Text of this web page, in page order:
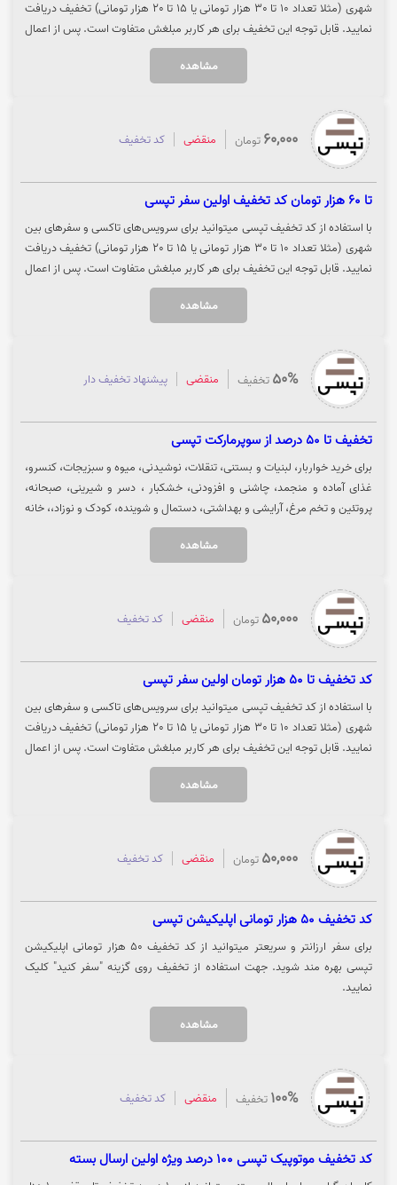
شهری (مثلا تعداد 10 تا 30 هزار تومانی یا 15 تا 20 هزار تومانی) تخفیف دریافت
نمایید. قابل توجه این تخفیف برای هر کاربر مبلغش متفاوت است. پس از اعمال
کد، می‌توانید تعداد دفعات قابل استفاده، سقف تخفیف در هر سفر و مهلت
استفاده از کد را مشاهده کنید. جهت استفاده از تخفیف روی گزینه "سفر کنید"
مشاهده
60,000 تومان منقضی کد تخفیف
تا 60 هزار تومان کد تخفیف اولین سفر تپسی
با استفاده از کد تخفیف تپسی میتوانید برای سرویس‌های تاکسی و سفرهای بین
شهری (مثلا تعداد 10 تا 30 هزار تومانی یا 15 تا 20 هزار تومانی) تخفیف دریافت
نمایید. قابل توجه این تخفیف برای هر کاربر مبلغش متفاوت است. پس از اعمال
کد، می‌توانید تعداد دفعات قابل استفاده، سقف تخفیف در هر سفر و مهلت
استفاده از کد را مشاهده کنید. جهت استفاده از تخفیف روی گزینه "سفر کنید"
مشاهده
50% تخفیف منقضی پیشنهاد تخفیف دار
تخفیف تا 50 درصد از سوپرمارکت تپسی
برای خرید خواربار، لبنیات و بستنی، تنقلات، نوشیدنی، میوه و سبزیجات، کنسرو،
غذای آماده و منجمد، چاشنی و افزودنی، خشکبار ، دسر و شیرینی، صبحانه،
پروتئین و تخم مرغ، آرایشی و بهداشتی، دستمال و شوینده، کودک و نوزاد،، خانه
و سبک زندگی و... میتوانید تا 50 درصد تخفیف، از تپسی مارکت بهره مند شوید.
لازم به ذکر است تخفیف های تپسی مارکت به صورت روزانه و با توجه به محل
"خرید کنید" کلیک نمایید.
مشاهده
50,000 تومان منقضی کد تخفیف
کد تخفیف تا 50 هزار تومان اولین سفر تپسی
با استفاده از کد تخفیف تپسی میتوانید برای سرویس‌های تاکسی و سفرهای بین
شهری (مثلا تعداد 10 تا 30 هزار تومانی یا 15 تا 20 هزار تومانی) تخفیف دریافت
نمایید. قابل توجه این تخفیف برای هر کاربر مبلغش متفاوت است. پس از اعمال
کد، می‌توانید تعداد دفعات قابل استفاده، سقف تخفیف در هر سفر و مهلت
استفاده از کد را مشاهده کنید. جهت استفاده از تخفیف روی گزینه "سفر کنید"
مشاهده
50,000 تومان منقضی کد تخفیف
کد تخفیف 50 هزار تومانی اپلیکیشن تپسی
برای سفر ارزانتر و سریعتر میتوانید از کد تخفیف 50 هزار تومانی اپلیکیشن
تپسی بهره مند شوید. جهت استفاده از تخفیف روی گزینه "سفر کنید" کلیک
نمایید.
مشاهده
100% تخفیف منقضی کد تخفیف
کد تخفیف موتوپیک تپسی 100 درصد ویژه اولین ارسال بسته